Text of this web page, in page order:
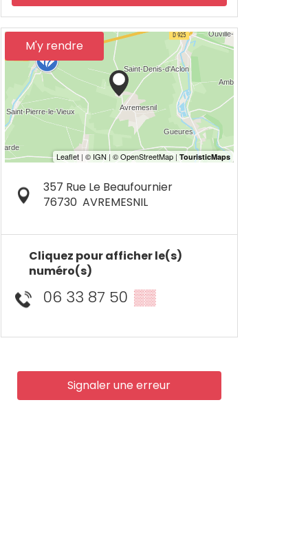
M'y rendre
357 Rue Le Beaufournier
76730 AVREMESNIL
Cliquez pour afficher le(s)
numéro(s)
06 33 87 50 ▒▒
Signaler une erreur